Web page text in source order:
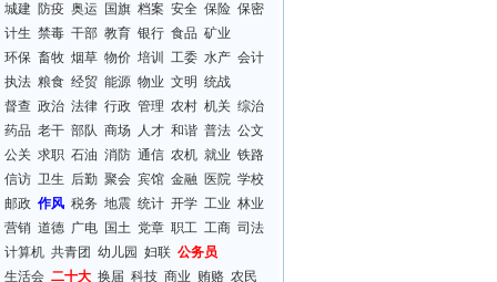
城建 防疫 奥运 国旗 档案 安全 保险 保密
计生 禁毒 干部 教育 银行 食品 矿业
环保 畜牧 烟草 物价 培训 工委 水产 会计
执法 粮食 经贸 能源 物业 文明 统战
督查 政治 法律 行政 管理 农村 机关 综治
药品 老干 部队 商场 人才 和谐 普法 公文
公关 求职 石油 消防 通信 农机 就业 铁路
信访 卫生 后勤 聚会 宾馆 金融 医院 学校
邮政 作风 税务 地震 统计 开学 工业 林业
营销 道德 广电 国土 党章 职工 工商 司法
计算机 共青团 幼儿园 妇联 公务员
生活会 二十大 换届 科技 商业 贿赂 农民